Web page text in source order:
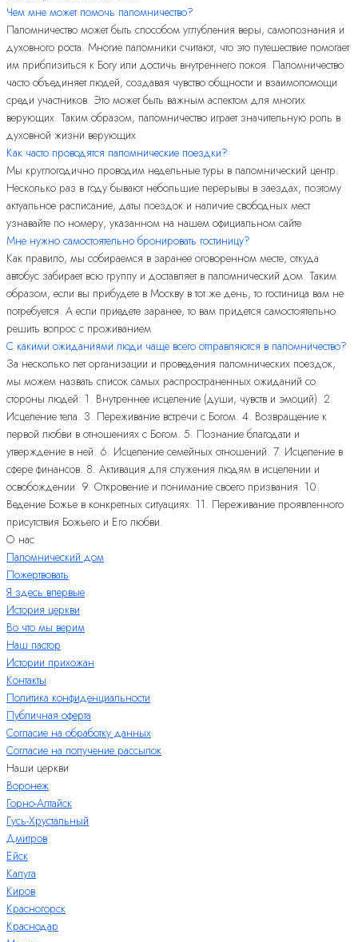
Чем мне может помочь паломничество?
Паломничество может быть способом углубления веры, самопознания и
духовного роста. Многие паломники считают, что это путешествие помогает
им приблизиться к Богу или достичь внутреннего покоя. Паломничество
часто объединяет людей, создавая чувство общности и взаимопомощи
среди участников. Это может быть важным аспектом для многих
верующих. Таким образом, паломничество играет значительную роль в
духовной жизни верующих
Как часто проводятся паломнические поездки?
Мы круглогодично проводим недельные туры в паломнический центр.
Несколько раз в году бывают небольшие перерывы в заездах, поэтому
актуальное расписание, даты поездок и наличие свободных мест
узнавайте по номеру, указанном на нашем официальном сайте
Мне нужно самостоятельно бронировать гостиницу?
Как правило, мы собираемся в заранее оговоренном месте, откуда
автобус забирает всю группу и доставляет в паломнический дом. Таким
образом, если вы прибудете в Москву в тот же день, то гостиница вам не
потребуется. А если приедете заранее, то вам придется самостоятельно
решить вопрос с проживанием
С какими ожиданиями люди чаще всего отправляются в паломничество?
За несколько лет организации и проведения паломнических поездок,
мы можем назвать список самых распространенных ожиданий со
стороны людей: 1. Внутреннее исцеление (души, чувств и эмоций). 2.
Исцеление тела. 3. Переживание встречи с Богом. 4. Возвращение к
первой любви в отношениях с Богом. 5. Познание благодати и
утверждение в ней. 6. Исцеление семейных отношений. 7. Исцеление в
сфере финансов. 8. Активация для служения людям в исцелении и
освобождении. 9. Откровение и понимание своего призвания. 10.
Ведение Божье в конкретных ситуациях. 11. Переживание проявленного
присутствия Божьего и Его любви.
О нас
Паломнический дом
Пожертвовать
Я здесь впервые
История церкви
Во что мы верим
Наш пастор
Истории прихожан
Контакты
Политика конфиденциальности
Публичная оферта
Согласие на обработку данных
Согласие на получение рассылок
Наши церкви
Воронеж
Горно-Алтайск
Гусь-Хрустальный
Дмитров
Ейск
Калуга
Киров
Красногорск
Краснодар